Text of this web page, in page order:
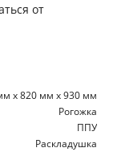
от
х 820 мм х 930 мм
Рогожка
ППУ
Раскладушка